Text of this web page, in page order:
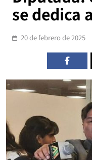
se dedica
20 de febrero de 2025